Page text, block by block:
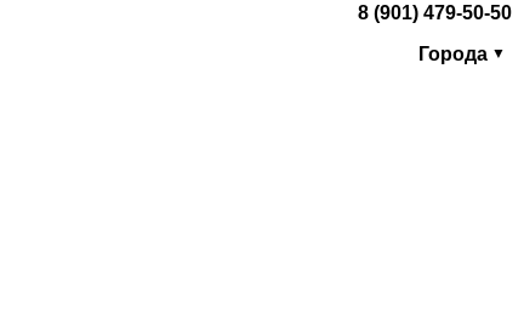
8 (901) 479-50-50
Города ▼